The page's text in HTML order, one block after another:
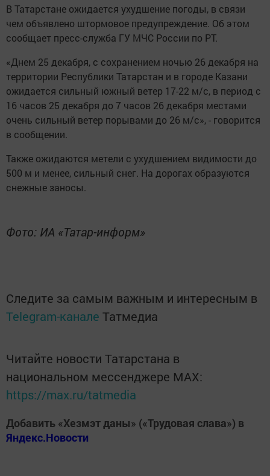
В Татарстане ожидается ухудшение погоды, в связи
чем объявлено штормовое предупреждение. Об этом
сообщает пресс-служба ГУ МЧС России по РТ.
«Днем 25 декабря, с сохранением ночью 26 декабря на
территории Республики Татарстан и в городе Казани
ожидается сильный южный ветер 17-22 м/с, в период с
16 часов 25 декабря до 7 часов 26 декабря местами
очень сильный ветер порывами до 26 м/с», - говорится
в сообщении.
Также ожидаются метели с ухудшением видимости до
500 м и менее, сильный снег. На дорогах образуются
снежные заносы.
Фото: ИА «Татар-информ»
Следите за самым важным и интересным в
Telegram-канале Татмедиа
Читайте новости Татарстана в
национальном мессенджере MАХ:
https://max.ru/tatmedia
Добавить «Хезмэт даны» («Трудовая слава») в
Яндекс.Новости